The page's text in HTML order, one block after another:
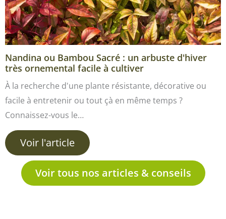
Nandina ou Bambou Sacré : un arbuste d'hiver
très ornemental facile à cultiver
À la recherche d'une plante résistante, décorative ou
facile à entretenir ou tout çà en même temps ?
Connaissez-vous le…
Voir l'article
Voir tous nos articles & conseils